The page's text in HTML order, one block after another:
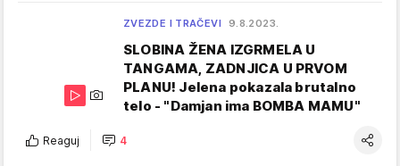
ZVEZDE I TRAČEVI 9.8.2023.
SLOBINA ŽENA IZGRMELA U
TANGAMA, ZADNJICA U PRVOM
PLANU! Jelena pokazala brutalno
telo - "Damjan ima BOMBA MAMU"
Reaguj 4